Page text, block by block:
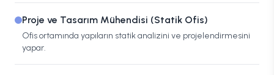
Proje ve Tasarım Mühendisi (Statik Ofis)
Ofis ortamında yapıların statik analizini ve projelendirmesini
yapar.